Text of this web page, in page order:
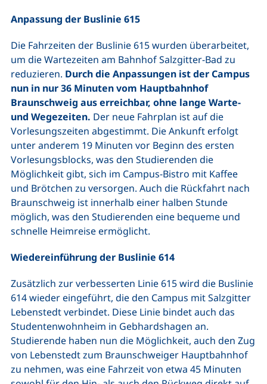
Anpassung der Buslinie 615
Die Fahrzeiten der Buslinie 615 wurden überarbeitet,
um die Wartezeiten am Bahnhof Salzgitter-Bad zu
reduzieren. Durch die Anpassungen ist der Campus
nun in nur 36 Minuten vom Hauptbahnhof
Braunschweig aus erreichbar, ohne lange Warte-
und Wegezeiten. Der neue Fahrplan ist auf die
Vorlesungszeiten abgestimmt. Die Ankunft erfolgt
unter anderem 19 Minuten vor Beginn des ersten
Vorlesungsblocks, was den Studierenden die
Möglichkeit gibt, sich im Campus-Bistro mit Kaffee
und Brötchen zu versorgen. Auch die Rückfahrt nach
Braunschweig ist innerhalb einer halben Stunde
möglich, was den Studierenden eine bequeme und
schnelle Heimreise ermöglicht.
Wiedereinführung der Buslinie 614
Zusätzlich zur verbesserten Linie 615 wird die Buslinie
614 wieder eingeführt, die den Campus mit Salzgitter
Lebenstedt verbindet. Diese Linie bindet auch das
Studentenwohnheim in Gebhardshagen an.
Studierende haben nun die Möglichkeit, auch den Zug
von Lebenstedt zum Braunschweiger Hauptbahnhof
zu nehmen, was eine Fahrzeit von etwa 45 Minuten